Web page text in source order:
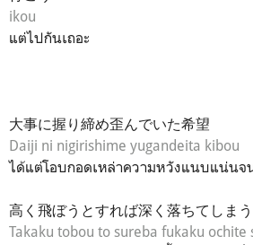
ikou
แต่ไปกันเถอะ
大事に握り締め歪んでいた希望
Daiji ni nigirishime yugandeita kibou
ได้แต่โอบกอดเหล่าความหวังแนบแน่นจ
高く飛ぼうとすれば深く落ちてしまう
Takaku tobou to sureba fukaku ochite